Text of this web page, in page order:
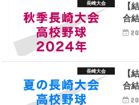
長崎大会 【
合
長崎大会 【
合